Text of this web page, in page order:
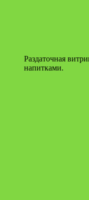
Раздаточная
напитками.